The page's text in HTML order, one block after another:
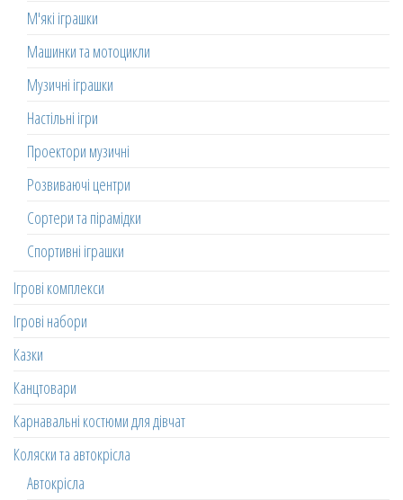
М'які іграшки
Машинки та мотоцикли
Музичні іграшки
Настільні ігри
Проектори музичні
Розвиваючі центри
Сортери та пірамідки
Спортивні іграшки
Ігрові комплекси
Ігрові набори
Казки
Канцтовари
Карнавальні костюми для дівчат
Коляски та автокрісла
Автокрісла